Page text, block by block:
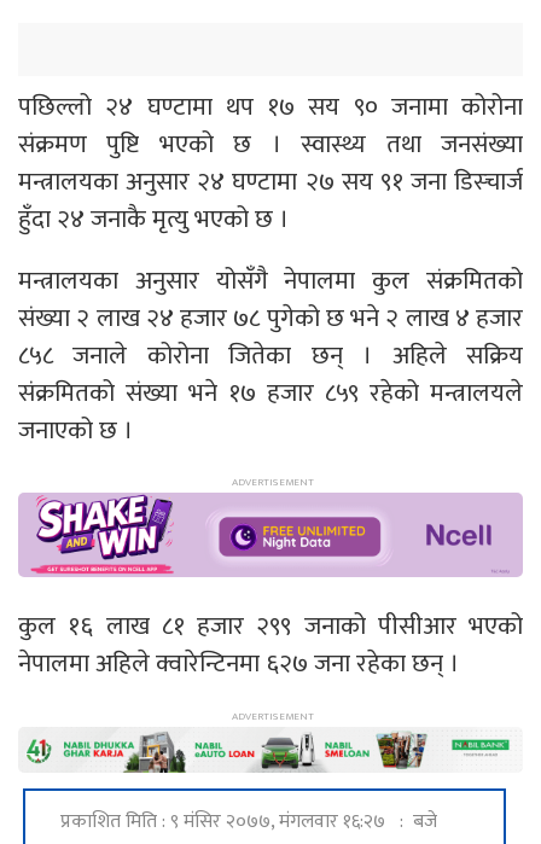
पछिल्लो २४ घण्टामा थप १७ सय ९० जनामा कोरोना
संक्रमण पुष्टि भएको छ । स्वास्थ्य तथा जनसंख्या
मन्त्रालयका अनुसार २४ घण्टामा २७ सय ९१ जना डिस्चार्ज
हुँदा २४ जनाकै मृत्यु भएको छ ।
मन्त्रालयका अनुसार योसँगै नेपालमा कुल संक्रमितको
संख्या २ लाख २४ हजार ७८ पुगेको छ भने २ लाख ४ हजार
८५८ जनाले कोरोना जितेका छन् । अहिले सक्रिय
संक्रमितको संख्या भने १७ हजार ८५९ रहेको मन्त्रालयले
जनाएको छ ।
कुल १६ लाख ८१ हजार २९९ जनाको पीसीआर भएको
नेपालमा अहिले क्वारेन्टिनमा ६२७ जना रहेका छन् ।
प्रकाशित मिति : ९ मंसिर २०७७, मंगलवार १६:२७ : बजे